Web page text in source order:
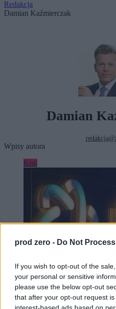
prod zero - Do Not
If you wish to opt-out of the
your personal or sensitive
please use the below opt-out
that after your opt-out request
interest-based ads based on
Redakcja
Damian Kaźmierczak
Damian
Wpisy autora
Kraj